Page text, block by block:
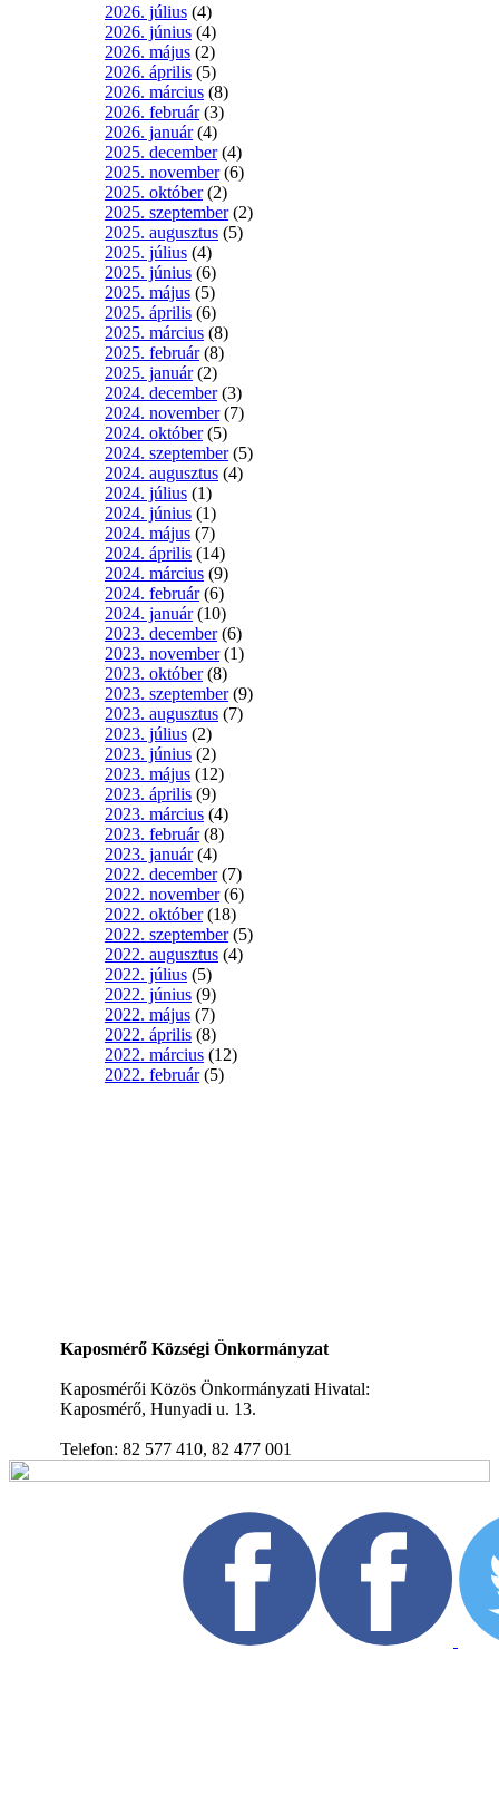
2026. július (4)
2026. június (4)
2026. május (2)
2026. április (5)
2026. március (8)
2026. február(3)
2026. január(4)
2025. december(4)
2025. november(6)
2025. október(2)
2025. szeptember(2)
2025. augusztus (5)
2025. július (4)
2025. június (6)
2025. május (5)
2025. április (6)
2025. március (8)
2025. február(8)
2025. január(2)
2024. december(3)
2024. november(7)
2024. október(5)
2024. szeptember(5)
2024. augusztus (4)
2024. július (1)
2024. június (1)
2024. május (7)
2024. április (14)
2024. március (9)
2024. február(6)
2024. január(10)
2023. december(6)
2023. november(1)
2023. október(8)
2023. szeptember(9)
2023. augusztus (7)
2023. július (2)
2023. június (2)
2023. május (12)
2023. április (9)
2023. március (4)
2023. február(8)
2023. január(4)
2022. december(7)
2022. november(6)
2022. október(18)
2022. szeptember(5)
2022. augusztus (4)
2022. július (5)
2022. június (9)
2022. május (7)
2022. április (8)
2022. március (12)
2022. február(5)
Kaposmérő Községi Önkormányzat
Kaposmérői Közös Önkormányzati Hivatal:
Kaposmérő, Hunyadi u. 13.
Telefon: 82 577 410, 82 477 001